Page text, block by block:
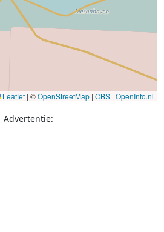
Leaflet | ©OpenStreetMap | CBS | OpenInfo.nl
Advertentie: